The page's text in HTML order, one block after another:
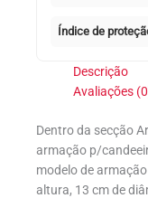
Índice de
Descrição
Avaliações
Dentro da secção
armação p/
modelo de
altura, 13 cm de